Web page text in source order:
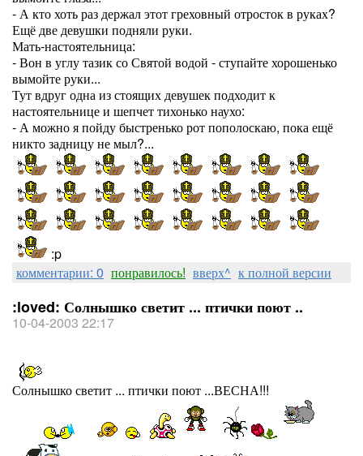
- А кто хоть раз держал этот греховный отросток в руках?
Ещё две девушки подняли руки.
Мать-настоятельница:
- Вон в углу тазик со Святой водой - ступайте хорошенько
вымойте руки...
Тут вдруг одна из стоящих девушек подходит к
настоятельнице и шепчет тихонько наухо:
- А можно я пойду быстренько рот пополоскаю, пока ещё
никто задницу не мыл?...
:p
комментарии: 0 понравилось! вверх^ к полной версии
:loved: Солнышко светит ... птички поют ..
10-04-2003 22:17
Солнышко светит ... птички поют ...ВЕСНА!!!